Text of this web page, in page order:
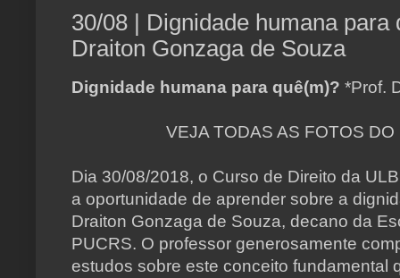
30/08 | Dignidade humana para
Draiton Gonzaga de Souza
Dignidade humana para quê(m)? *Prof.
VEJA TODAS AS FOTOS DO
Dia 30/08/2018, o Curso de Direito da
a oportunidade de aprender sobre a
Draiton Gonzaga de Souza, decano da
PUCRS. O professor generosamente
estudos sobre este conceito fundamental